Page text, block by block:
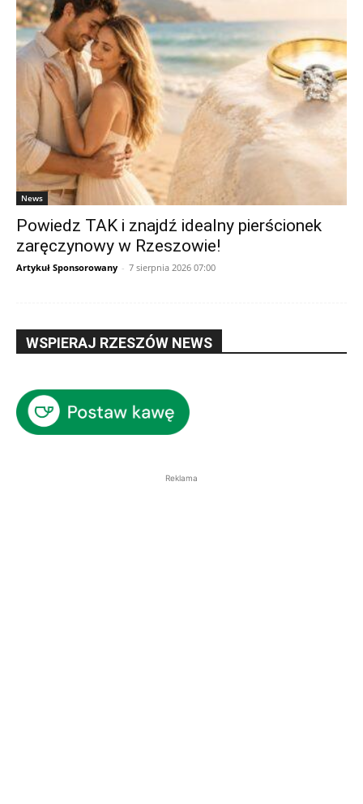
News
Powiedz TAK i znajdź idealny pierścionek
zaręczynowy w Rzeszowie!
Artykuł Sponsorowany - 7 sierpnia 2026 07:00
WSPIERAJ RZESZÓW NEWS
Reklama